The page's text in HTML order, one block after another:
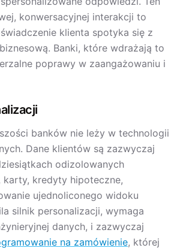
konwersacyjnej interakcji to
klienta spotyka się z
Banki, które wdrażają to
poprawy w zaangażowaniu i
banków nie leży w technologii
Dane klientów są zazwyczaj
odizolowanych
karty, kredyty hipoteczne,
ujednoliconego widoku
silnik personalizacji, wymaga
danych, i zazwyczaj
na zamówienie, której